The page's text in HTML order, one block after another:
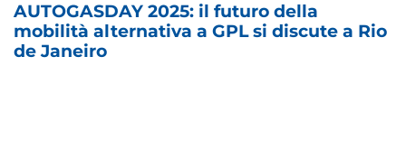
AUTOGASDAY 2025: il futuro della
mobilità alternativa a GPL si discute a Rio
de Janeiro